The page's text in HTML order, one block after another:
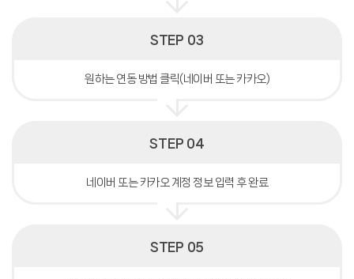
STEP 03
원하는 연동 방법 클릭(네이버 또는 카카오)
STEP 04
네이버 또는 카카오 계정 정보 입력 후 완료
STEP 05